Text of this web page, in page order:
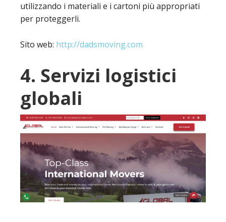
utilizzando i materiali e i cartoni più appropriati
per proteggerli.
Sito web: http://dadsmoving.com
4. Servizi logistici
globali